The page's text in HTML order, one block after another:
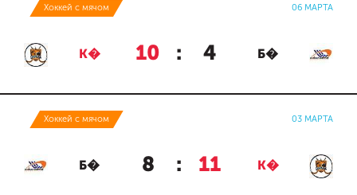
Хоккей с мячом 06 МАРТА
К� 10 : 4 Б�
Хоккей с мячом 03 МАРТА
Б� 8 : 11 К�